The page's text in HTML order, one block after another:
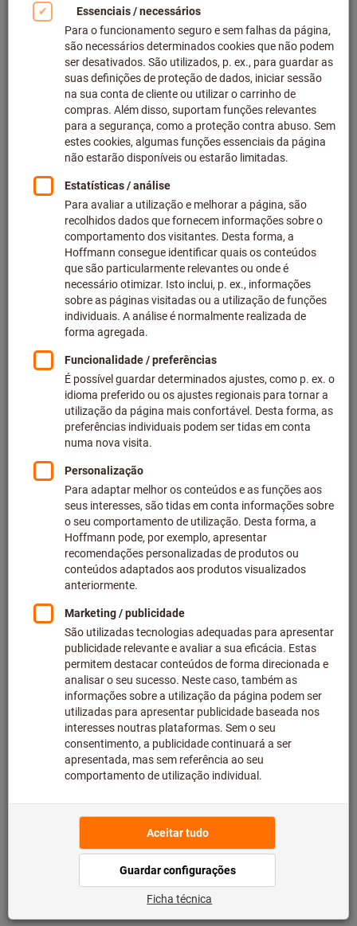
Clicar para aumentar imagem
Preço por 1 Peça
mais IVA à taxa atualPreços mais custos de entrega
sessão.
Adicionar ao carrinho de compras
Prazo de entrega aprox.: 1-2 semanas Agência de expedição
Tenha em atenção o prazo de entrega e recomendação:
Efetuamos o pedido deste artigo diretamente ao
fabricante, uma vez que não faz parte da nossa gama
principal e, como tal, não temos em stock.
Adicionar à lista de desejos Partilhar artigo
Detalhes dos produtos